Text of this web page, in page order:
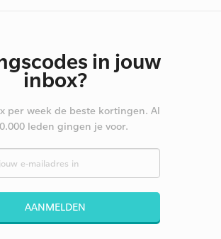
in jouw
inbox?
per week de beste kortingen. Al
leden gingen je voor.
AANMELDEN